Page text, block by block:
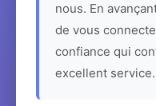
nous. En
de vous
confiance qui
excellent service.